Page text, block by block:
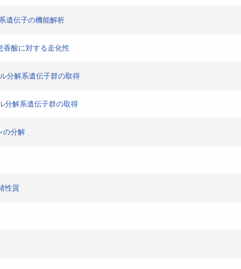
遺伝子の機能解析
香酸に対する走化性
分解系遺伝子群の取得
分解系遺伝子群の取得
の分解
性質